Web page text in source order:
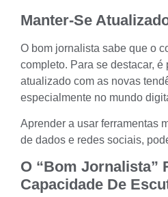
Manter-Se
O bom jornalista sabe que o
completo. Para se destacar, é
atualizado com as novas
especialmente no mundo
Aprender a usar ferramentas
de dados e redes sociais,
O “bom Jornalista”
Capacidade De